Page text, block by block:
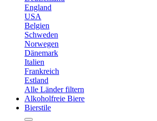
England
USA
Belgien
Schweden
Norwegen
Dänemark
Italien
Frankreich
Estland
Alle Länder filtern
Alkoholfreie Biere
Bierstile